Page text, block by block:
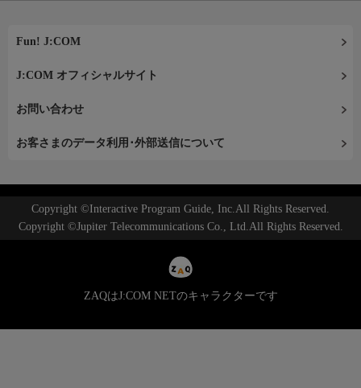
Fun! J:COM
J:COM オフィシャルサイト
お問い合わせ
お客さまのデータ利用･外部送信について
Copyright ©Interactive Program Guide, Inc.All Rights Reserved.
Copyright ©Jupiter Telecommunications Co., Ltd.All Rights Reserved.
ZAQはJ:COM NETのキャラクターです